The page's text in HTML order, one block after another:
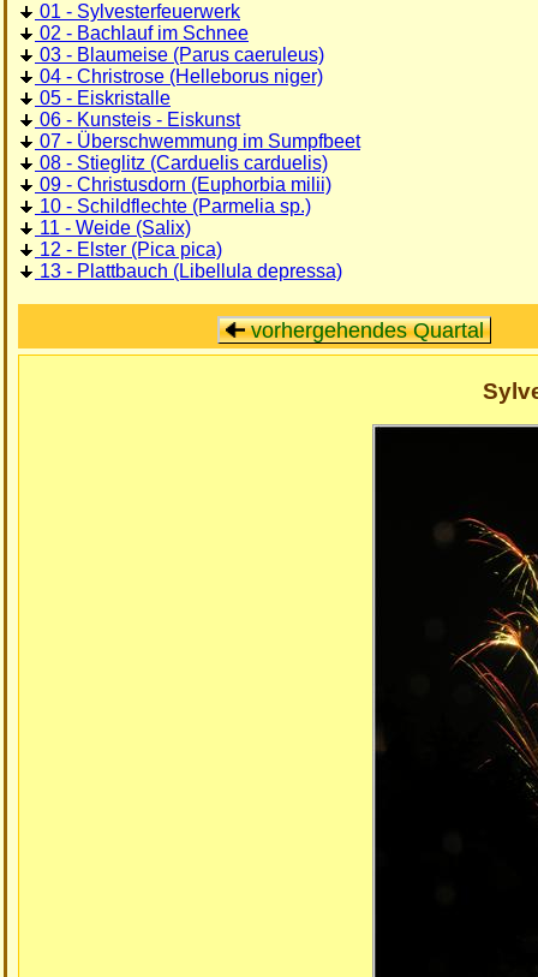
01 - Sylvesterfeuerwerk
02 - Bachlauf im Schnee
03 - Blaumeise (Parus caeruleus)
04 - Christrose (Helleborus niger)
05 - Eiskristalle
06 - Kunsteis - Eiskunst
07 - Überschwemmung im Sumpfbeet
08 - Stieglitz (Carduelis carduelis)
09 - Christusdorn (Euphorbia milii)
10 - Schildflechte (Parmelia sp.)
11 - Weide (Salix)
12 - Elster (Pica pica)
13 - Plattbauch (Libellula depressa)
vorhergehendes Quartal